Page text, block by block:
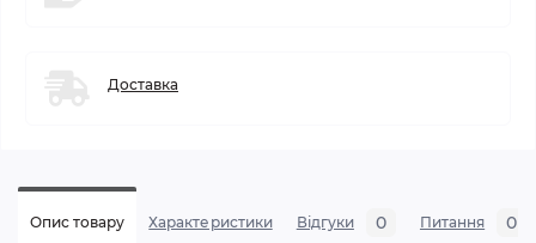
Доставка
Опис товару Характеристики Відгуки 0 Питання 0